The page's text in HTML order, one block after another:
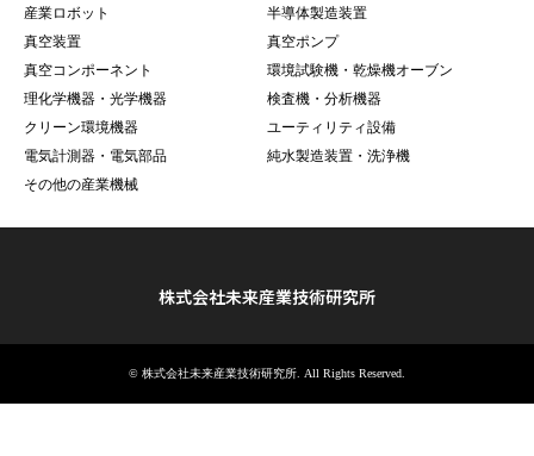
産業ロボット
半導体製造装置
真空装置
真空ポンプ
真空コンポーネント
環境試験機・乾燥機オーブン
理化学機器・光学機器
検査機・分析機器
クリーン環境機器
ユーティリティ設備
電気計測器・電気部品
純水製造装置・洗浄機
その他の産業機械
株式会社未来産業技術研究所
© 株式会社未来産業技術研究所 . All Rights Reserved.